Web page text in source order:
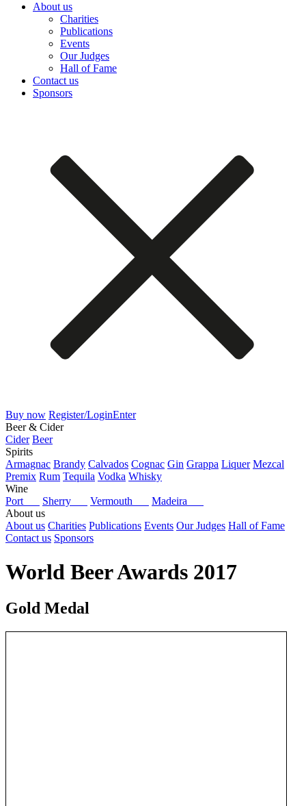
About us
Charities
Publications
Events
Our Judges
Hall of Fame
Contact us
Sponsors
Buy now Register/LoginEnter
Beer & Cider
Cider Beer
Spirits
Armagnac Brandy Calvados Cognac Gin Grappa Liquer Mezcal
Premix Rum Tequila Vodka Whisky
Wine
Port
Sherry Vermouth
Madeira
About us
About us Charities Publications Events Our Judges Hall of Fame
Contact us Sponsors
World Beer Awards 2017
Gold Medal